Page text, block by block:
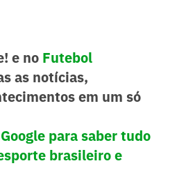
e no Futebol
as notícias,
em um só
para saber tudo
brasileiro e